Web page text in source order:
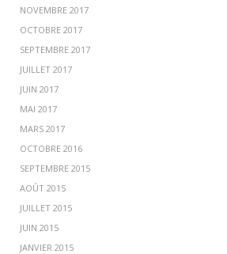
NOVEMBRE 2017
OCTOBRE 2017
SEPTEMBRE 2017
JUILLET 2017
JUIN 2017
MAI 2017
MARS 2017
OCTOBRE 2016
SEPTEMBRE 2015
AOÛT 2015
JUILLET 2015
JUIN 2015
JANVIER 2015